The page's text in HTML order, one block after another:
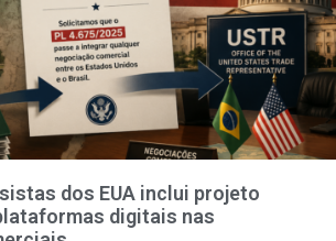
dos EUA inclui projeto
digitais nas